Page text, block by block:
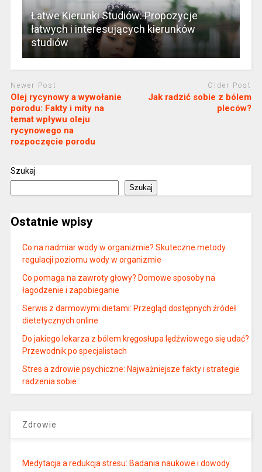
Łatwe Kierunki Studiów: Propozycje
łatwych i interesujących kierunków
studiów
Newer Post
Olej rycynowy a wywołanie
porodu: Fakty i mity na
temat wpływu oleju
rycynowego na
rozpoczęcie porodu
Older Post
Jak radzić sobie z bólem
pleców?
Szukaj
Szukaj
Ostatnie wpisy
Co na nadmiar wody w organizmie? Skuteczne metody
regulacji poziomu wody w organizmie
Co pomaga na zawroty głowy? Domowe sposoby na
łagodzenie i zapobieganie
Serwis z darmowymi dietami: Przegląd dostępnych źródeł
dietetycznych online
Do jakiego lekarza z bólem kręgosłupa lędźwiowego się udać?
Przewodnik po specjalistach
Stres a zdrowie psychiczne: Najważniejsze fakty i strategie
radzenia sobie
Zdrowie
Medytacja a redukcja stresu: Badania naukowe i dowody